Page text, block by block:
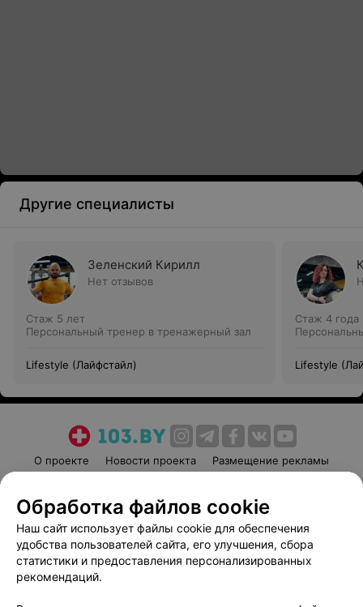
Другие специалисты
Зеленский Кирилл
Нет отзывов
Стаж 5 лет
Персональный тренер в тренажерный зал
Lifestyle (Лайфстайл)
Стаж 4 года
Lifestyle
О проекте Новости проекта
Размещение рекламы
Пользовательское соглашение
Способы оплаты
Вакансии
Партнеры
Написать руководителю 103.by
Обработка файлов cookie
Наш сайт использует файлы cookie для обеспечения
удобства пользователей сайта, его улучшения, сбора
статистики и предоставления персонализированных
рекомендаций.